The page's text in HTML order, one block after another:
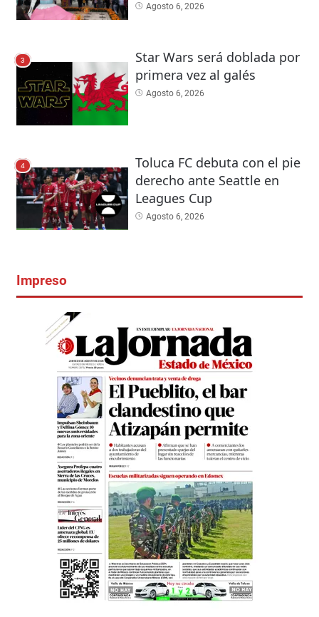
Agosto 6, 2026
3
Star Wars será doblada por
primera vez al galés
Agosto 6, 2026
4
Toluca FC debuta con el pie
derecho ante Seattle en
Leagues Cup
Agosto 6, 2026
Impreso